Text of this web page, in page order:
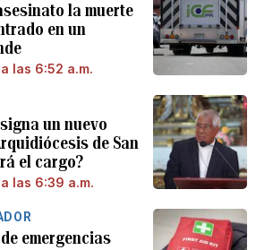
la muerte
en un
las 6:52 a.m.
un nuevo
de San
el cargo?
las 6:39 a.m.
emergencias